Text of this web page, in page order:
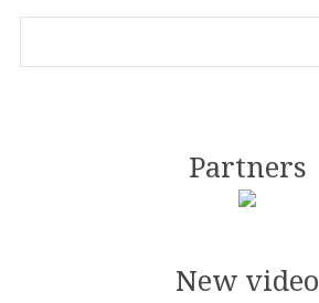
Partners
New video